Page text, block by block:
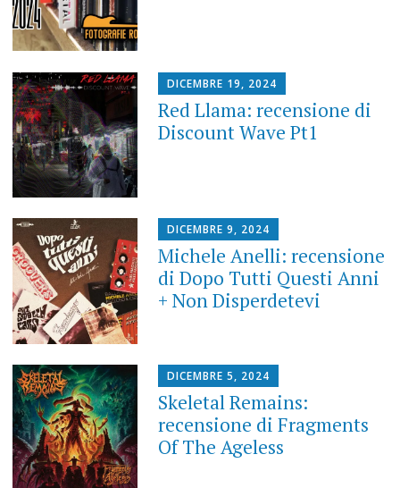
DICEMBRE 19, 2024
Red Llama: recensione di
Discount Wave Pt1
DICEMBRE 9, 2024
Michele Anelli: recensione
di Dopo Tutti Questi Anni
+ Non Disperdetevi
DICEMBRE 5, 2024
Skeletal Remains:
recensione di Fragments
Of The Ageless